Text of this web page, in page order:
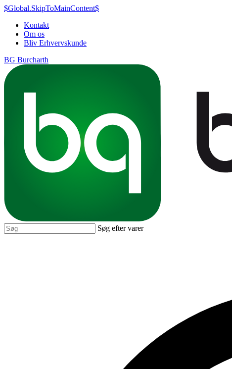
$Global.SkipToMainContent$
Kontakt
Om os
Bliv Erhvervskunde
BG Burcharth
Søg efter varer